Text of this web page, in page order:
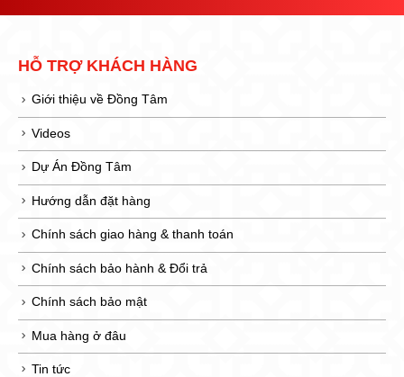
HỖ TRỢ KHÁCH HÀNG
Giới thiệu về Đồng Tâm
Videos
Dự Án Đồng Tâm
Hướng dẫn đặt hàng
Chính sách giao hàng & thanh toán
Chính sách bảo hành & Đổi trả
Chính sách bảo mật
Mua hàng ở đâu
Tin tức